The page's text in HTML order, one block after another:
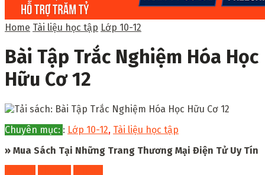
Home Tài liệu học tập Lớp 10-12
Bài Tập Trắc Nghiệm Hóa Học
Hữu Cơ 12
Chuyên mục: : Lớp 10-12, Tài liệu học tập
» Mua Sách Tại Những Trang Thương Mại Điện Tử Uy Tín